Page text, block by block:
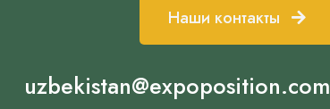
Наши контакты
uzbekistan@expoposition.com